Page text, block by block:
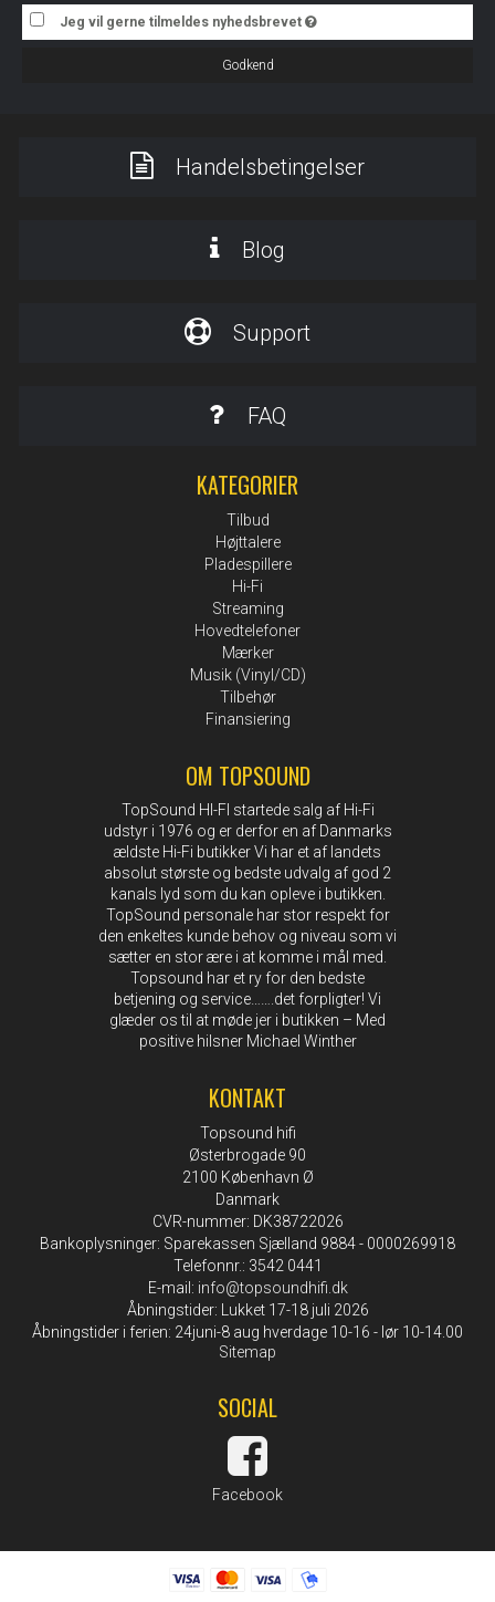
Jeg vil gerne tilmeldes nyhedsbrevet
Godkend
Handelsbetingelser
Blog
Support
FAQ
KATEGORIER
Tilbud
Højttalere
Pladespillere
Hi-Fi
Streaming
Hovedtelefoner
Mærker
Musik (Vinyl/CD)
Tilbehør
Finansiering
OM TOPSOUND
TopSound HI-FI startede salg af Hi-Fi
udstyr i 1976 og er derfor en af Danmarks
ældste Hi-Fi butikker Vi har et af landets
absolut største og bedste udvalg af god 2
kanals lyd som du kan opleve i butikken.
TopSound personale har stor respekt for
den enkeltes kunde behov og niveau som vi
sætter en stor ære i at komme i mål med.
Topsound har et ry for den bedste
betjening og service…….det forpligter! Vi
glæder os til at møde jer i butikken – Med
positive hilsner Michael Winther
KONTAKT
Topsound hifi
Østerbrogade 90
2100 København Ø
Danmark
CVR-nummer: DK38722026
Bankoplysninger: Sparekassen Sjælland 9884 - 0000269918
Telefonnr.: 3542 0441
E-mail : info@topsoundhifi.dk
Åbningstider: Lukket 17-18 juli 2026
Åbningstider i ferien: 24juni-8 aug hverdage 10-16 - lør 10-14.00
Sitemap
SOCIAL
Facebook